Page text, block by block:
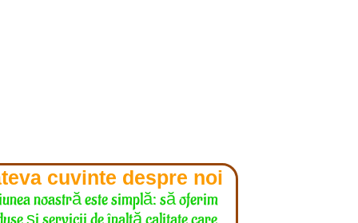
cuvinte despre noi
noastră este simplă: să oferim